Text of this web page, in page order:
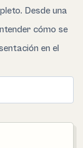
Desde una
cómo se
en el